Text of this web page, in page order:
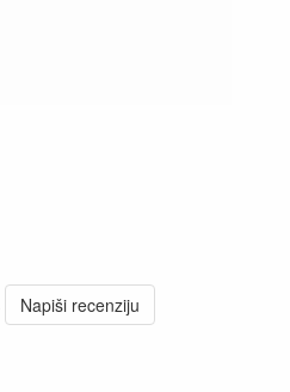
Napiši recenziju